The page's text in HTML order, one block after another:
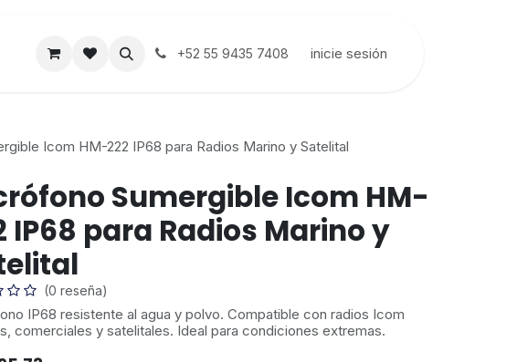
+52 55 9435 7408 inicie sesión
Icom HM-222 IP68 para Radios Marino y Satelital
Sumergible Icom HM-
IP68 para Radios Marino y
(0 reseña)
IP68 resistente al agua y polvo. Compatible con radios Icom
comerciales y satelitales. Ideal para condiciones extremas.